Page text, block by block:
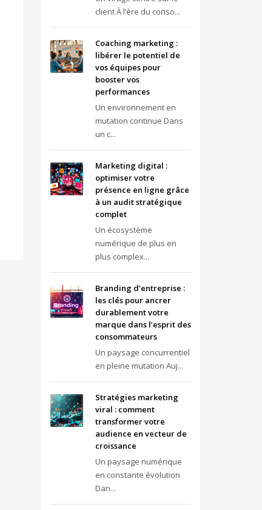
client À l’ère du conso...
Coaching marketing :
libérer le potentiel de
vos équipes pour
booster vos
performances
Un environnement en
mutation continue Dans
un c...
Marketing digital :
optimiser votre
présence en ligne grâce
à un audit stratégique
complet
Un écosystème
numérique de plus en
plus complex...
Branding d’entreprise :
les clés pour ancrer
durablement votre
marque dans l’esprit des
consommateurs
Un paysage concurrentiel
en pleine mutation Auj...
Stratégies marketing
viral : comment
transformer votre
audience en vecteur de
croissance
Un paysage numérique
en constante évolution
Dan...